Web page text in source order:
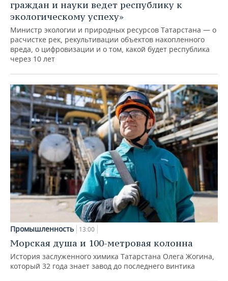
граждан и науки ведет республику к
экологическому успеху»
Министр экологии и природных ресурсов Татарстана — о
расчистке рек, рекультивации объектов накопленного
вреда, о цифровизации и о том, какой будет республика
через 10 лет
Промышленность 13:00
Морская душа и 100-метровая колонна
История заслуженного химика Татарстана Олега Жогина,
который 32 года знает завод до последнего винтика